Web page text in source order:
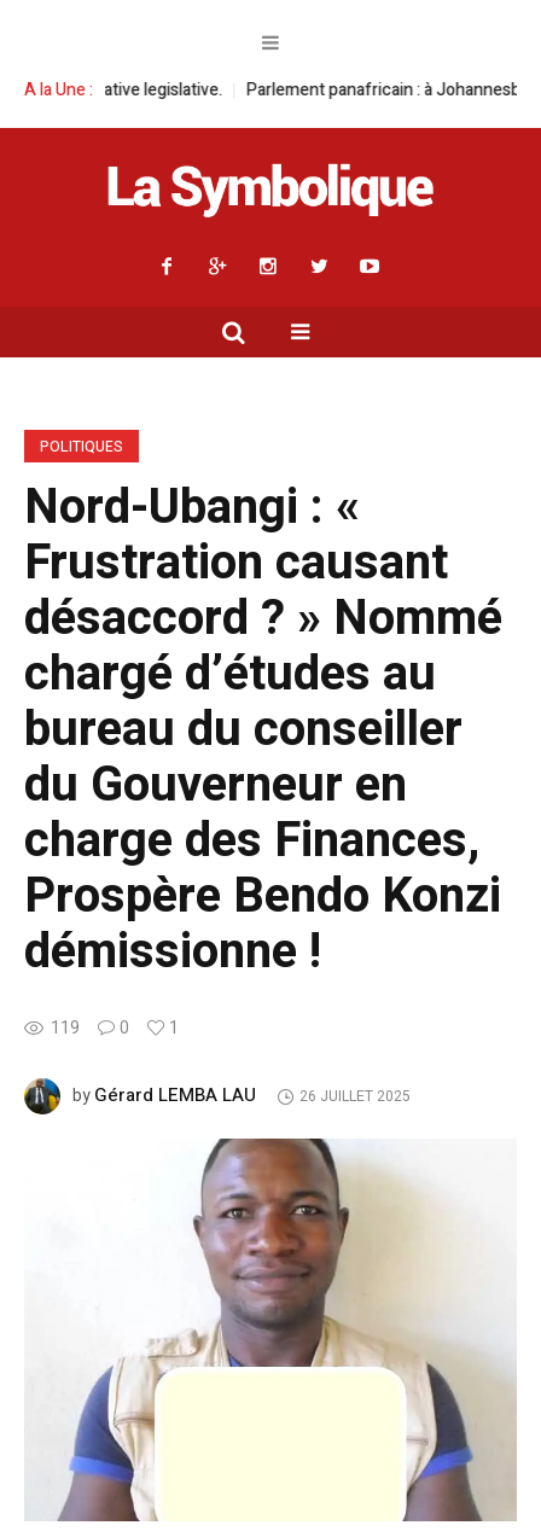
A la Une : Parlement panafricain : à Johannesburg, Aimé Boji
POLITIQUES
Nord-Ubangi : «
Frustration causant
désaccord ? » Nommé
chargé d’études au
bureau du conseiller
du Gouverneur en
charge des Finances,
Prospère Bendo Konzi
démissionne !
119 0 1
byGérard LEMBA LAU 26 JUILLET 2025